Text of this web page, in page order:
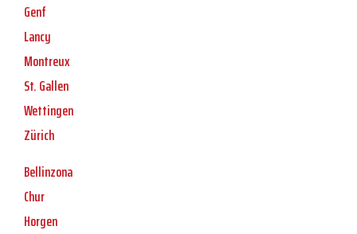
Genf
Lancy
Montreux
St. Gallen
Wettingen
Zürich
Bellinzona
Chur
Horgen